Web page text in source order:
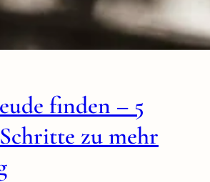
finden – 5
zu mehr